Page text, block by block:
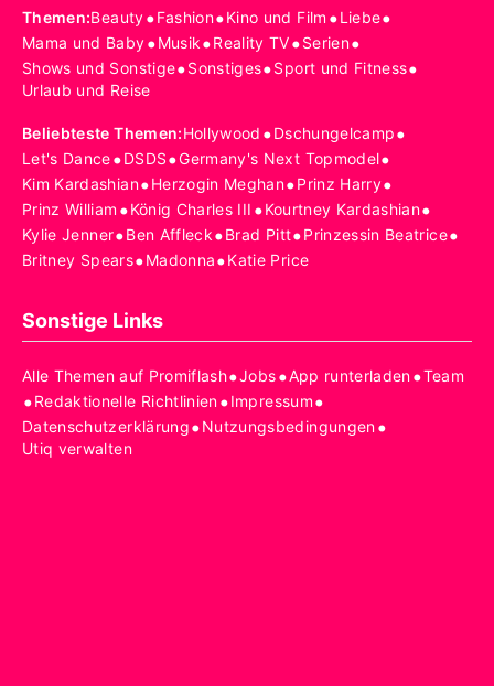
Themen:Beauty•Fashion•Kino und Film •Liebe•
Mama und Baby•Musik•Reality TV•Serien•
Shows und Sonstige•Sonstiges•Sport und Fitness•
Urlaub und Reise
Beliebteste Themen:Hollywood •Dschungelcamp•
Let's Dance•DSDS•Germany's Next Topmodel•
Kim Kardashian•Herzogin Meghan•Prinz Harry•
Prinz William •König Charles III •Kourtney Kardashian•
Kylie Jenner•Ben Affleck•Brad Pitt•Prinzessin Beatrice•
Britney Spears•Madonna•Katie Price
Sonstige Links
Alle Themen auf Promiflash•Jobs•App runterladen•Team
•Redaktionelle Richtlinien•Impressum•
Datenschutzerklärung•Nutzungsbedingungen•
Utiq verwalten